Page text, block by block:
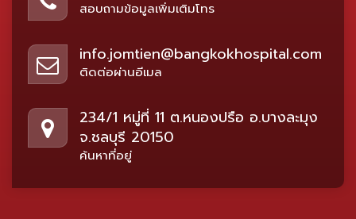
สอบถามข้อมูลเพิ่มเติมโทร
info.jomtien@bangkokhospital.com
ติดต่อผ่านอีเมล
234/1 หมู่ที่ 11 ต.หนองปรือ อ.บางละมุง
จ.ชลบุรี 20150
ค้นหาที่อยู่